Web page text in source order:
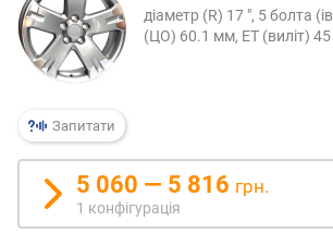
д
о
р
о
и
х
о
Запитати
діаметр (R) 17 ", 5 болта
(ЦО) 60.1 мм, ET (виліт)
5 060 — 5 816 грн.
1 конфігурація